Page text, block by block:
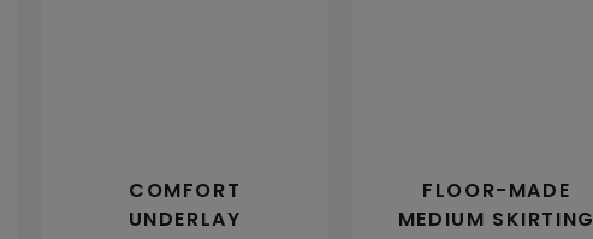
COMFORT
UNDERLAY
FLOOR-MADE
MEDIUM SKIRTING